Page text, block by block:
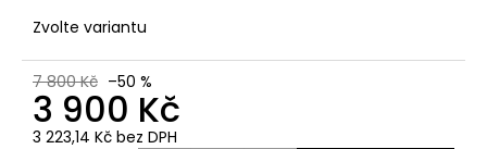
Zvolte variantu
7 800 Kč –50 %
3 900 Kč
3 223,14 Kč bez DPH
e